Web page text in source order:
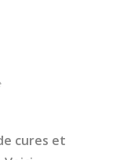
cures et